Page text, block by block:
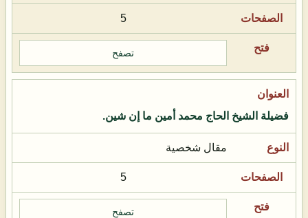
5
تصفح
فضيلة الشيخ الحاج محمد أمين ما إن شين.
مقال شخصية
5
تصفح